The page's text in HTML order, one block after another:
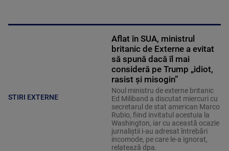
STIRI EXTERNE
Aflat în SUA, ministrul
britanic de Externe a evitat
să spună dacă îl mai
consideră pe Trump „idiot,
rasist și misogin”
Noul ministru de externe britanic
Ed Miliband a discutat miercuri cu
secretarul de stat american Marco
Rubio, fiind invitatul acestuia la
Washington, iar cu această ocazie
jurnaliştii i-au adresat întrebări
incomode, pe care le-a ignorat,
relatează dpa.